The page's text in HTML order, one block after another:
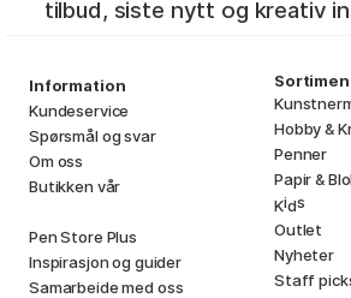
tilbud, siste nytt og kreativ
Information
Kundeservice
Spørsmål og svar
Om oss
Butikken vår
Pen Store Plus
Inspirasjon og guider
Samarbeide med oss
Hobby &
Penner
Papir &
Kids
Outlet
Nyheter
Staff